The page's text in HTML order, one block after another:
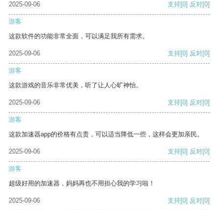
2025-09-06 支持[0] 反对[0]
游客
这款软件的功能非常全面，可以满足我所有需求。
2025-09-06 支持[0] 反对[0]
游客
这款游戏的音乐非常优美，听了让人心旷神怡。
2025-09-06 支持[0] 反对[0]
游客
这款加速器app的价格有点贵，可以适当降低一些，这样会更加亲民。
2025-09-06 支持[0] 反对[0]
游客
超级好用的加速器，妈妈再也不用担心我的学习啦！
2025-09-06 支持[0] 反对[0]